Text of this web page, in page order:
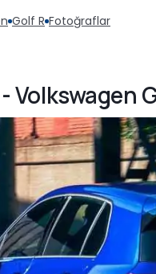
Golf R Fotoğraflar
Volkswagen